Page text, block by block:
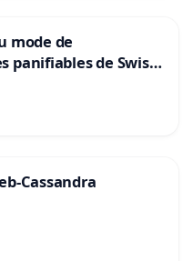
mode de
panifiables de Swiss
en protéines
Cassandra